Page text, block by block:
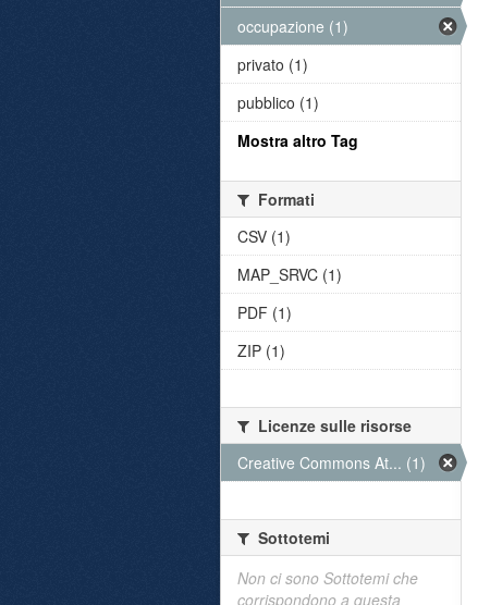
occupazione (1)
privato (1)
pubblico (1)
Mostra altro Tag
Formati
CSV (1)
MAP_SRVC (1)
PDF (1)
ZIP (1)
Licenze sulle risorse
Creative Commons At... (1)
Sottotemi
Non ci sono Sottotemi che
corrispondono a questa